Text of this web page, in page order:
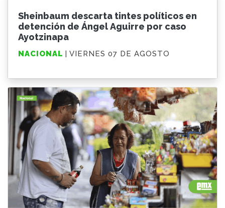
Sheinbaum descarta tintes políticos en
detención de Ángel Aguirre por caso
Ayotzinapa
NACIONAL | VIERNES 07 DE AGOSTO